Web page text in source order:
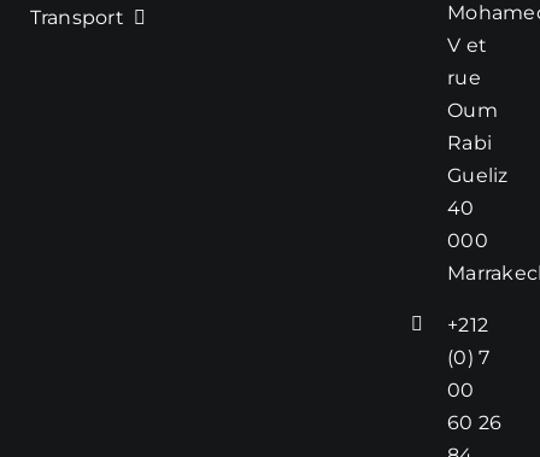
Transport
V et
rue
Oum
Rabi
Gueliz
40
000
+212
(0) 7
00
60 26